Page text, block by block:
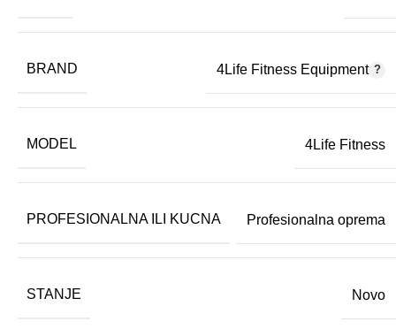
BRAND 4Life Fitness Equipment
MODEL 4Life Fitness
PROFESIONALNA ILI KUCNA Profesionalna oprema
STANJE Novo